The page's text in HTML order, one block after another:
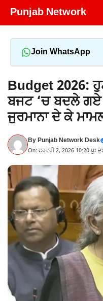
Skip
Punjab Network
Join WhatsApp
Budget 2026:
ਬਜਟ ‘ਚ ਬਦਲੇ
ਜੁਰਮਾਨਾ ਦੇ ਕੇ
ByPunjab Network Desk
On: ਫਰਵਰੀ 2, 2026 10:20 ਪੂਃ ਦੁਃ